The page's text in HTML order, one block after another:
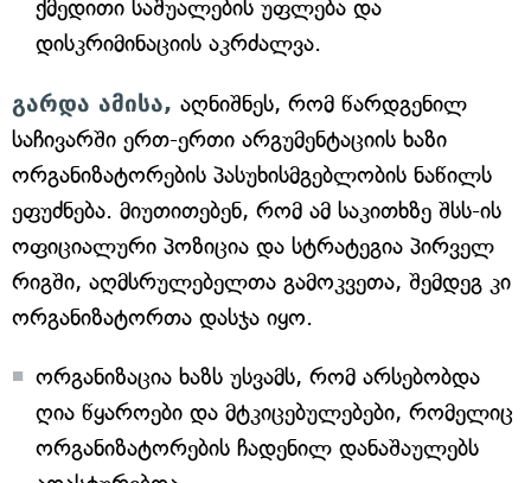
ქმედითი საშუალების უფლება და
დისკრიმინაციის აკრძალვა.
გარდა ამისა, აღნიშნეს, რომ წარდგენილ
საჩივარში ერთ-ერთი არგუმენტაციის ხაზი
ორგანიზატორების პასუხისმგებლობის ნაწილს
ეფუძნება. მიუთითებენ, რომ ამ საკითხზე შსს-ის
ოფიციალური პოზიცია და სტრატეგია პირველ
რიგში, აღმსრულებელთა გამოკვეთა, შემდეგ კი
ორგანიზატორთა დასჯა იყო.
ორგანიზაცია ხაზს უსვამს, რომ არსებობდა
ღია წყაროები და მტკიცებულებები, რომელიც
ორგანიზატორების ჩადენილ დანაშაულებს